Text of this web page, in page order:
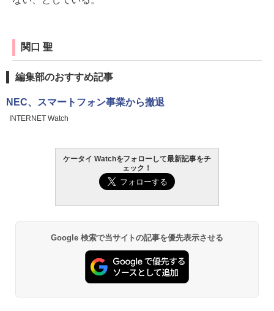
関口 聖
編集部のおすすめ記事
NEC、スマートフォン事業から撤退
INTERNET Watch
ケータイ Watchをフォローして最新記事をチ
ェック！
Google 検索で当サイトの記事を優先表示させる